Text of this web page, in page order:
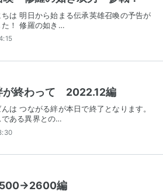
ちは 明日から始まる伝承英雄召喚の予告が
た！ 修羅の如き…
が終わって 2022.12編
は つながる絆が本日で終了となります。
ある異界との…
編